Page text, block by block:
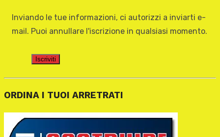
Inviando le tue informazioni, ci autorizzi a inviarti e-
mail. Puoi annullare l'iscrizione in qualsiasi momento.
Iscriviti
ORDINA I TUOI ARRETRATI